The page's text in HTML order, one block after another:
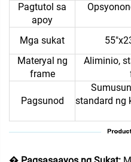
Pagtutol sa
apoy
Mga sukat
Materyal ng
frame
Aliminio,
Pagsunod
standard ng